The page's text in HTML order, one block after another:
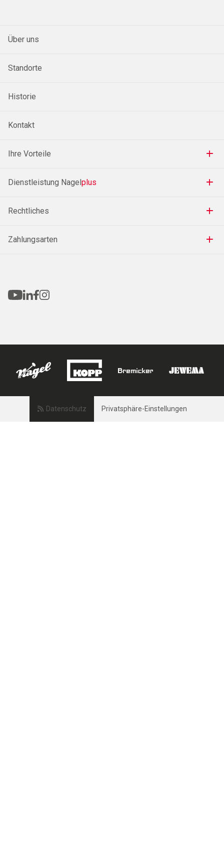
Über uns
Standorte
Historie
Kontakt
Ihre Vorteile
Dienstleistung Nagel plus
Rechtliches
Zahlungsarten
Datenschutz Privatsphäre-Einstellungen